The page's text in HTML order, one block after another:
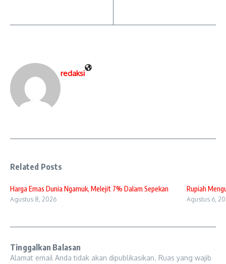
redaksi
Related Posts
Harga Emas Dunia Ngamuk, Melejit 7% Dalam Sepekan
Agustus 8, 2026
Rupiah
Agustus 6,
Tinggalkan Balasan
Alamat email Anda tidak akan dipublikasikan. Ruas yang wajib